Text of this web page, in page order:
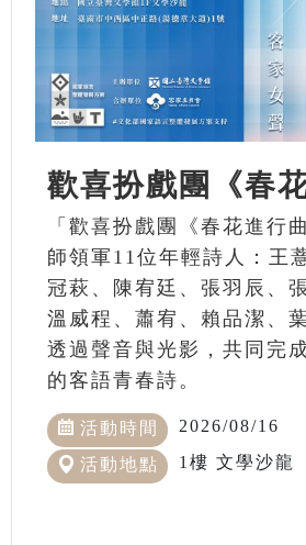
歡喜扮戲團《春
「歡喜扮戲團《春花進行
師領軍11位年輕詩人：王
冠萩、陳宥廷、張羽辰、
溫威程、蕭宥、賴品潔、
透過聲音與光影，共同完
的客語青春詩。
活動時間 2026/08/16
活動地點 1樓 文學沙龍